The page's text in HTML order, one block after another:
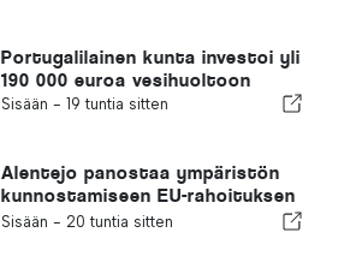
Portugalilainen kunta investoi yli
190 000 euroa vesihuoltoon
Sisään - 19 tuntia sitten
Alentejo panostaa ympäristön
kunnostamiseen EU-rahoituksen
avulla
Sisään - 20 tuntia sitten